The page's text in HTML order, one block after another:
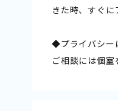
きた時、すぐ
◆プライバシー
ご相談には個室